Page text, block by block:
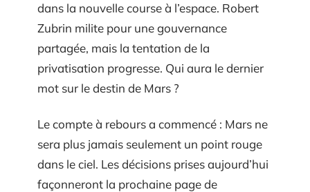
dans la nouvelle course à l’espace. Robert
Zubrin milite pour une gouvernance
partagée, mais la tentation de la
privatisation progresse. Qui aura le dernier
mot sur le destin de Mars ?
Le compte à rebours a commencé : Mars ne
sera plus jamais seulement un point rouge
dans le ciel. Les décisions prises aujourd’hui
façonneront la prochaine page de